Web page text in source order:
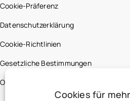
Cookie-Präferenz
Datenschutzerklärung
Cookie-Richtlinien
Gesetzliche Bestimmungen
Optic 2000 France
Cookies für